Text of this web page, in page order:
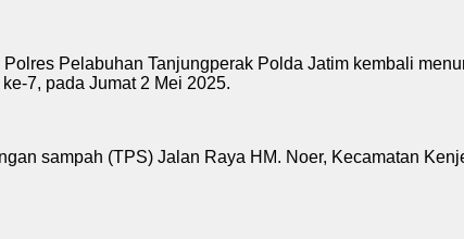
Pelabuhan Tanjungperak Polda Jatim kembali
7, pada Jumat 2 Mei 2025.
sampah (TPS) Jalan Raya HM. Noer, Kecamatan